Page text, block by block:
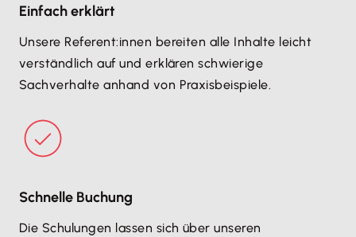
Einfach erklärt
Unsere Referent:innen bereiten alle Inhalte leicht
verständlich auf und erklären schwierige
Sachverhalte anhand von Praxisbeispiele.
Schnelle Buchung
Die Schulungen lassen sich über unseren